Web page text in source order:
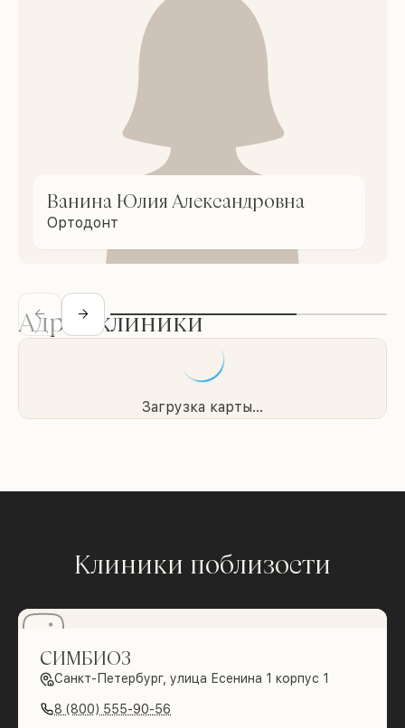
Ванина Юлия Александровна
Ортодонт
Адрес клиники
Загрузка карты...
Клиники поблизости
СИМБИОЗ
Санкт-Петербург, улица Есенина 1 корпус 1
8 (800) 555-90-56